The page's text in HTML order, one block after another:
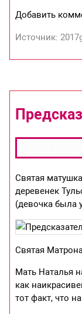
Добавить
Источник:
Святая
деревенек
(девочка была
Святая
Мать Наталья
как
тот факт, что